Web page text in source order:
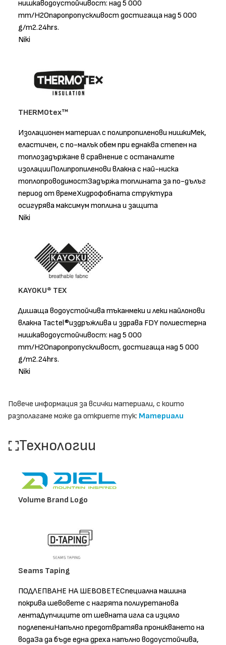
нишкаводоустойчивост: над 5 000
mm/H2Oпаропропускливост достигаща над 5 000
g/m2.24hrs.
Niki
THERMOtex™
Изолационен материал с полипропиленови нишкиМек,
еластичен, с по-малък обем при еднаква степен на
топлозадържане в сравнение с останалите
изолацииПолипропиленови влакна с най-ниска
топлопроводимостЗадържа топлината за по-дълъг
период от времеХидрофобната структура
осигурява максимум топлина и защита
Niki
KAYOKU® TEX
Дишаща водоустойчива тъканмеки и леки найлонови
влакна Tactel®издръжлива и здрава FDY полиестерна
нишкаводоустойчивост: над 5 000
mm/H2Oпаропропускливост, достигаща над 5 000
g/m2.24hrs.
Niki
Повече информация за всички материали, с които
разполагаме може да откриете тук: Материали
Технологии
Volume Brand Logo
Seams Taping
ПОДЛЕПВАНЕ НА ШЕВОВЕТЕСпециална машина
покрива шевовете с нагрята полиуретанова
лентаДупчиците от шевната игла са изцяло
подлепениНапълно предотвратява проникването на
водаЗа да бъде една дреха напълно водоустойчива,